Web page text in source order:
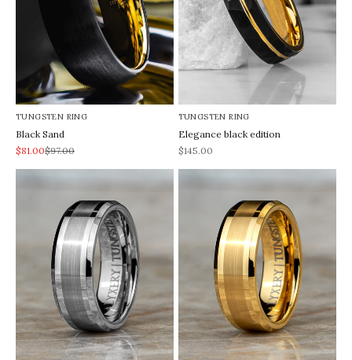
TUNGSTEN RING
Black Sand
REA-pris
$81.00Pris
$97.00
TUNGSTEN RING
Elegance black edition
REA-pris
$145.00